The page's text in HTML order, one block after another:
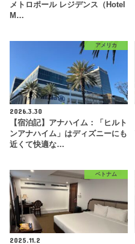
メトロポール レジデンス（Hotel
M…
アメリカ
2026.3.30
【宿泊記】アナハイム：「ヒルト
ンアナハイム」はディズニーにも
近くて快適な…
ベトナム
2025.11.2